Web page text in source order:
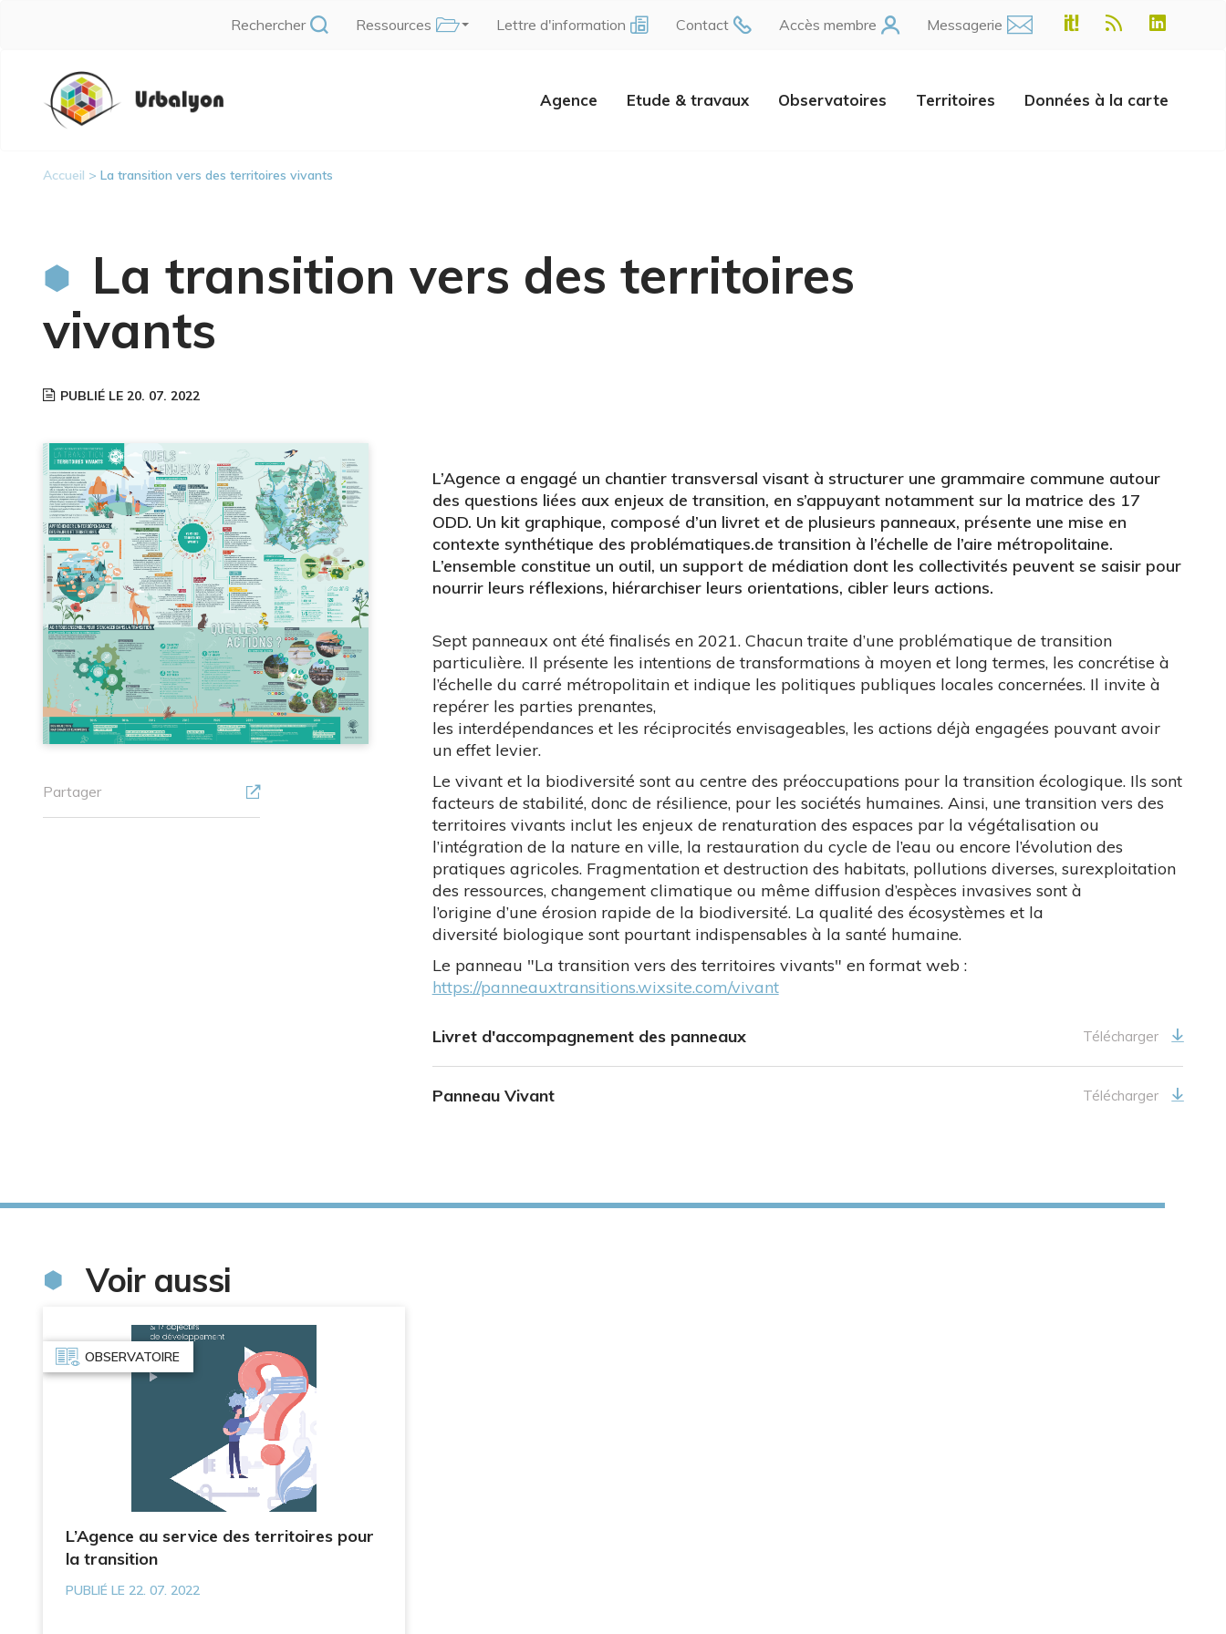
Rechercher Ressources Lettre d'information Contact Accès membre Messagerie
Navigation
principale
Agence Etude & travaux Observatoires Territoires Données à la carte
Accueil La transition vers des territoires vivants
La transition vers des territoires
vivants
PUBLIÉ LE 20. 07. 2022
Partager
L’Agence a engagé un chantier transversal visant à structurer une grammaire commune autour
des questions liées aux enjeux de transition, en s’appuyant notamment sur la matrice des 17
ODD. Un kit graphique, composé d’un livret et de plusieurs panneaux, présente une mise en
contexte synthétique des problématiques.de transition à l’échelle de l’aire métropolitaine.
L’ensemble constitue un outil, un support de médiation dont les collectivités peuvent se saisir pour
nourrir leurs réflexions, hiérarchiser leurs orientations, cibler leurs actions.
Sept panneaux ont été finalisés en 2021. Chacun traite d’une problématique de transition
particulière. Il présente les intentions de transformations à moyen et long termes, les concrétise à
l’échelle du carré métropolitain et indique les politiques publiques locales concernées. Il invite à
repérer les parties prenantes,
les interdépendances et les réciprocités envisageables, les actions déjà engagées pouvant avoir
un effet levier.
Le vivant et la biodiversité sont au centre des préoccupations pour la transition écologique. Ils sont
facteurs de stabilité, donc de résilience, pour les sociétés humaines. Ainsi, une transition vers des
territoires vivants inclut les enjeux de renaturation des espaces par la végétalisation ou
l’intégration de la nature en ville, la restauration du cycle de l’eau ou encore l’évolution des
pratiques agricoles. Fragmentation et destruction des habitats, pollutions diverses, surexploitation
des ressources, changement climatique ou même diffusion d’espèces invasives sont à
l’origine d’une érosion rapide de la biodiversité. La qualité des écosystèmes et la
diversité biologique sont pourtant indispensables à la santé humaine.
Le panneau "La transition vers des territoires vivants" en format web :
https://panneauxtransitions.wixsite.com/vivant
Livret d'accompagnement des panneaux Télécharger
Panneau Vivant Télécharger
Voir aussi
OBSERVATOIRE
L’Agence au service des territoires pour
la transition
PUBLIÉ LE 22. 07. 2022